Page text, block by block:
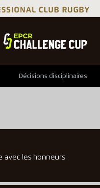
Décisions disciplinaires
avec les honneurs